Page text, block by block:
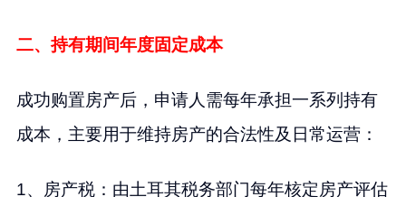
二、持有期间年度固定成本
成功购置房产后，申请人需每年承担一系列持有
成本，主要用于维持房产的合法性及日常运营：
1、房产税：由土耳其税务部门每年核定房产评估